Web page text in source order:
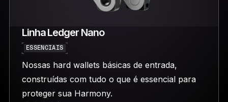
Linha Ledger Nano
ESSENCIAIS
Nossas hard wallets básicas de entrada,
construídas com tudo o que é essencial para
proteger sua Harmony.